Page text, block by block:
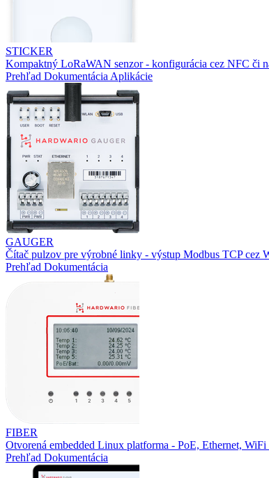
STICKER
Kompaktný LoRaWAN senzor - konfigurácia cez NFC či
Prehľad Dokumentácia Aplikácie
GAUGER
Čítač pulzov pre výrobné linky - výstup Modbus TCP cez
Prehľad Dokumentácia
FIBER
Otvorená embedded Linux platforma - PoE, Ethernet,
Prehľad Dokumentácia